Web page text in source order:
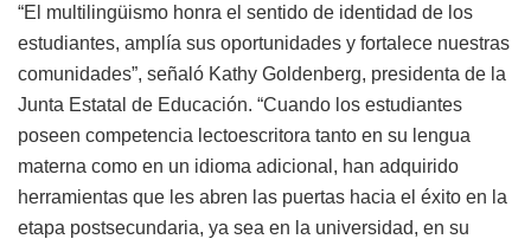
“El multilingüismo honra el sentido de identidad de los
estudiantes, amplía sus oportunidades y fortalece nuestras
comunidades”, señaló Kathy Goldenberg, presidenta de la
Junta Estatal de Educación. “Cuando los estudiantes
poseen competencia lectoescritora tanto en su lengua
materna como en un idioma adicional, han adquirido
herramientas que les abren las puertas hacia el éxito en la
etapa postsecundaria, ya sea en la universidad, en su